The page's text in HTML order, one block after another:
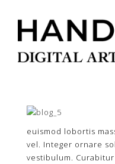
euismod lobortis
vel. Integer ornare
vestibulum.